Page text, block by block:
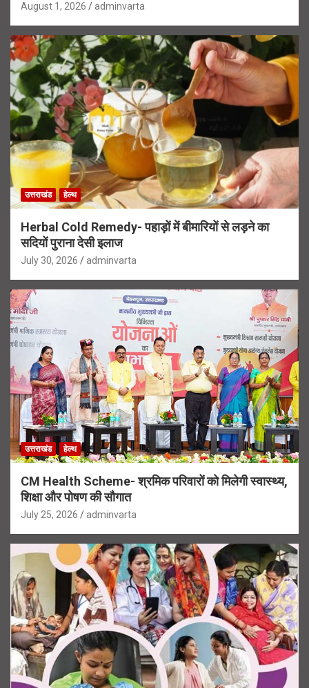
August 1, 2026 adminvarta
उत्तराखंड हेल्थ
Herbal Cold Remedy- पहाड़ों में बीमारियों से लड़ने का
सदियों पुराना देसी इलाज
July 30, 2026 adminvarta
उत्तराखंड हेल्थ
CM Health Scheme- श्रमिक परिवारों को मिलेगी स्वास्थ्य,
शिक्षा और पोषण की सौगात
July 25, 2026 adminvarta